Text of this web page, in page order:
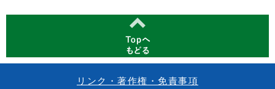
リンク・著作権・免責事項